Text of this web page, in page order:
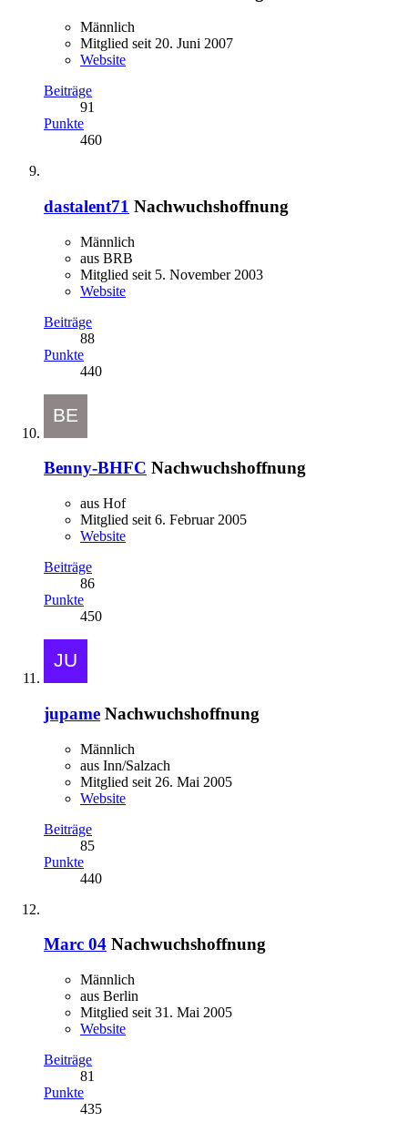
Männlich
Mitglied seit 20. Juni 2007
Website
Beiträge
91
Punkte
460
dastalent71 Nachwuchshoffnung
Männlich
aus BRB
Mitglied seit 5. November 2003
Website
Beiträge
88
Punkte
440
Benny-BHFC Nachwuchshoffnung
aus Hof
Mitglied seit 6. Februar 2005
Website
Beiträge
86
Punkte
450
jupame Nachwuchshoffnung
Männlich
aus Inn/Salzach
Mitglied seit 26. Mai 2005
Website
Beiträge
85
Punkte
440
Marc 04 Nachwuchshoffnung
Männlich
aus Berlin
Mitglied seit 31. Mai 2005
Website
Beiträge
81
Punkte
435